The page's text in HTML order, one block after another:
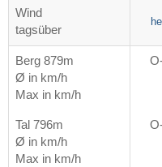
Wind
tagsüber
Berg 879m
Ø in km/h
Max in km/h
Tal 796m
Ø in km/h
Max in km/h